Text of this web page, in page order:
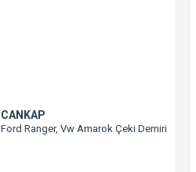
CANKAP
Ford Ranger, Vw Amarok Çeki Demiri